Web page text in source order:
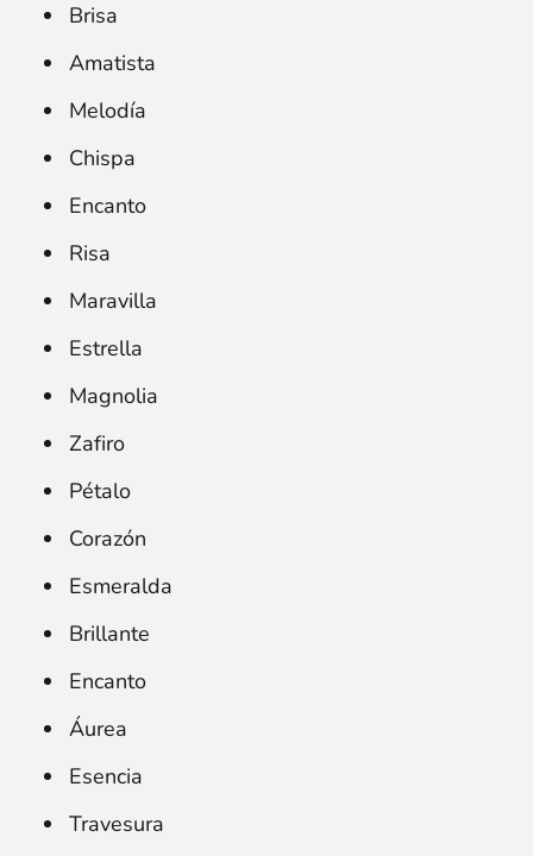
Brisa
Amatista
Melodía
Chispa
Encanto
Risa
Maravilla
Estrella
Magnolia
Zafiro
Pétalo
Corazón
Esmeralda
Brillante
Encanto
Áurea
Esencia
Travesura